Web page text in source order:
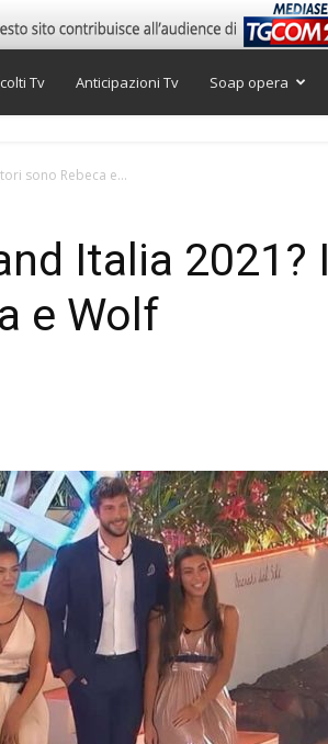
Tv Anticipazioni Tv Soap opera
sono Rebeca e...
Italia 2021? I
e Wolf